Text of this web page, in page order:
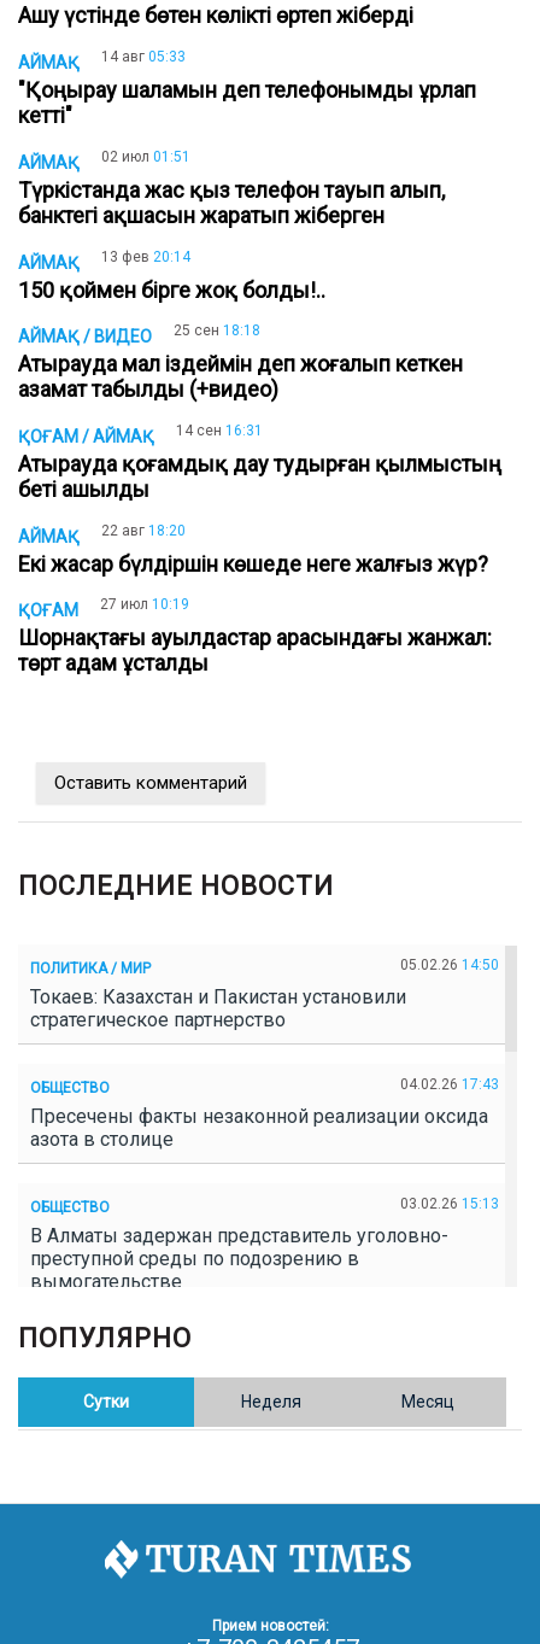
Ашу үстінде бөтен көлікті өртеп жіберді
АЙМАҚ 14 авг 05:33
"Қоңырау шаламын деп телефонымды ұрлап
кетті"
АЙМАҚ 02 июл 01:51
Түркістанда жас қыз телефон тауып алып,
банктегі ақшасын жаратып жіберген
АЙМАҚ 13 фев 20:14
150 қоймен бірге жоқ болды!..
АЙМАҚ / ВИДЕО 25 сен 18:18
Атырауда мал іздеймін деп жоғалып кеткен
азамат табылды (+видео)
ҚОҒАМ / АЙМАҚ 14 сен 16:31
Атырауда қоғамдық дау тудырған қылмыстың
беті ашылды
АЙМАҚ 22 авг 18:20
Екі жасар бүлдіршін көшеде неге жалғыз жүр?
ҚОҒАМ 27 июл 10:19
Шорнақтағы ауылдастар арасындағы жанжал:
төрт адам ұсталды
Оставить комментарий
ПОСЛЕДНИЕ НОВОСТИ
ПОЛИТИКА / МИР 05.02.26 14:50
Токаев: Казахстан и Пакистан установили
стратегическое партнерство
ОБЩЕСТВО 04.02.26 17:43
Пресечены факты незаконной реализации оксида
азота в столице
ОБЩЕСТВО 03.02.26 15:13
В Алматы задержан представитель уголовно-
преступной среды по подозрению в
вымогательстве
ОБЩЕСТВО
Полицейские пресекли незаконное выращивание
конопли в Таразе
Казахстан возглавил Договор о зоне, свободной от
8 тыс. жителей Степногорска получили перерасчёт
ПОПУЛЯРНО
Сутки Неделя Месяц
Прием новостей: